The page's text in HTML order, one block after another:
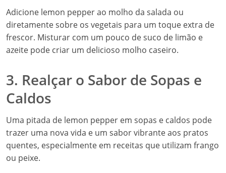
Adicione lemon pepper ao molho da salada ou
diretamente sobre os vegetais para um toque extra de
frescor. Misturar com um pouco de suco de limão e
azeite pode criar um delicioso molho caseiro.
3. Realçar o Sabor de Sopas e
Caldos
Uma pitada de lemon pepper em sopas e caldos pode
trazer uma nova vida e um sabor vibrante aos pratos
quentes, especialmente em receitas que utilizam frango
ou peixe.